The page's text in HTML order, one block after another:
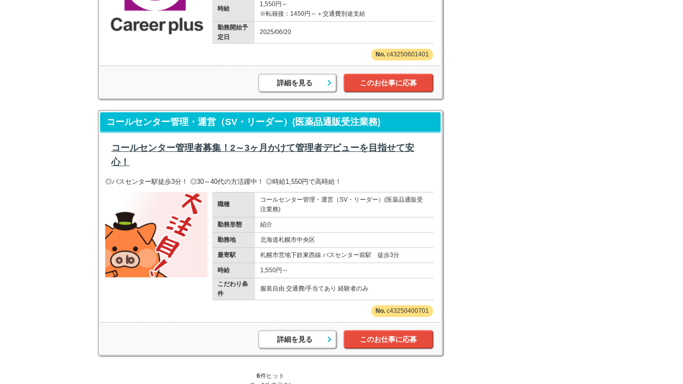
時給
1,550円～
※転籍後：1450円～＋交通費別途支給
勤務開始予
定日
2025/06/20
c43250601401
詳細を見る このお仕事に応募
コールセンター管理・運営（SV・リーダー）(医薬品通販受注業務)
コールセンター管理者募集！2～3ヶ月かけて管理者デビューを目指せて安
心！
◎バスセンター駅徒歩3分！ ◎30～40代の方活躍中！ ◎時給1,550円で高時給！
職種
コールセンター管理・運営（SV・リーダー）(医薬品通販受
注業務)
勤務形態 紹介
勤務地 北海道札幌市中央区
最寄駅 札幌市営地下鉄東西線 バスセンター前駅 徒歩3分
時給
1,550円～
こだわり条
件
服装自由 交通費/手当てあり 経験者のみ
c43250400701
詳細を見る このお仕事に応募
6件ヒット